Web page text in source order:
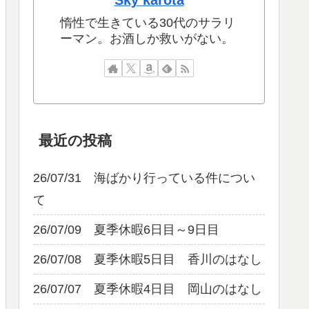
惰性で生きている30代のサラリ
ーマン。お酒しか救いがない。
最近の投稿
26/07/31 海ばかり行っている件につい
て
26/07/09 夏季休暇6日目～9日目
26/07/08 夏季休暇5日目 香川のはなし
26/07/07 夏季休暇4日目 岡山のはなし